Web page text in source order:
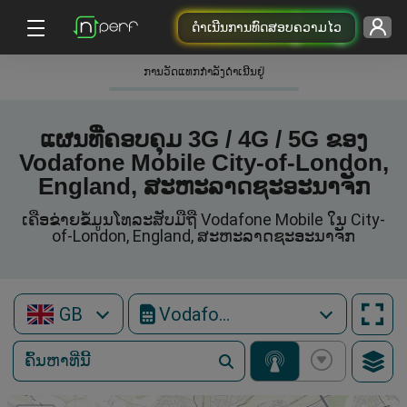
ດຳເນີນການທົດສອບຄວາມໄວ
ການວັດແທກກໍາລັງດໍາເນີນຢູ່
ແຜນທີ່ຄອບຄຸມ 3G / 4G / 5G ຂອງ
Vodafone Mobile City-of-London,
England, ສະຫະລາດຊະອະນາຈັກ
ເຄືອຂ່າຍຂໍ້ມູນໂທລະສັບມືຖື Vodafone Mobile ໃນ City-
of-London, England, ສະຫະລາດຊະອະນາຈັກ
GB Vodafone Mobile